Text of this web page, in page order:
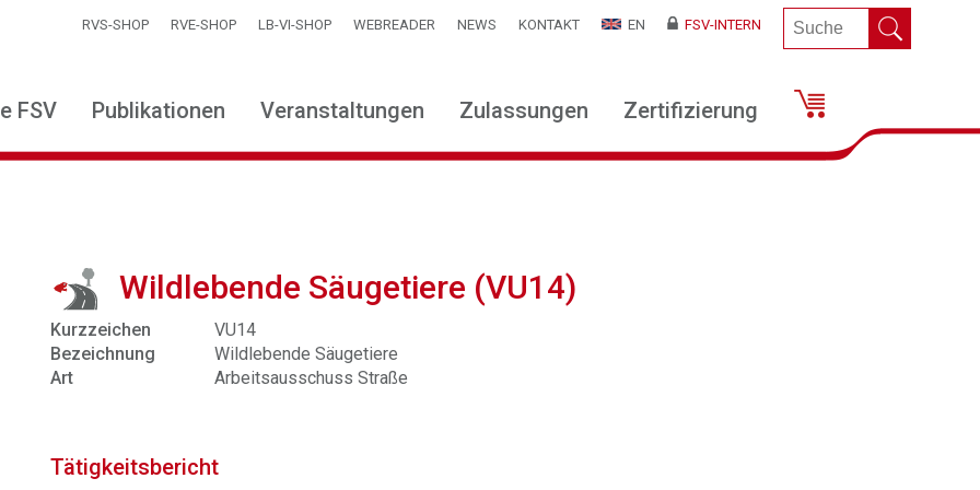
RVS-SHOP RVE-SHOP LB-VI-SHOP WEBREADER NEWS KONTAKT EN FSV-INTERN
FSV Publikationen Veranstaltungen Zulassungen Zertifizierung
Wildlebende Säugetiere (VU14)
Kurzzeichen
VU14
Bezeichnung
Wildlebende Säugetiere
Art
Arbeitsausschuss Straße
Tätigkeitsbericht